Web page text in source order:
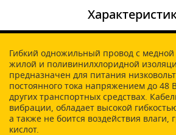
Гибкий одножильный провод с
жилой и поливинилхлоридной
предназначен для питания
постоянного тока напряжением до 48
других транспортных средствах.
вибрации, обладает высокой
а также не боится воздействия влаги,
кислот.